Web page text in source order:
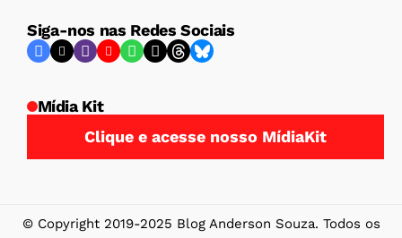
Siga-nos nas Redes Sociais
Mídia Kit
Clique e acesse nosso MídiaKit
© Copyright 2019-2025 Blog Anderson Souza. Todos os